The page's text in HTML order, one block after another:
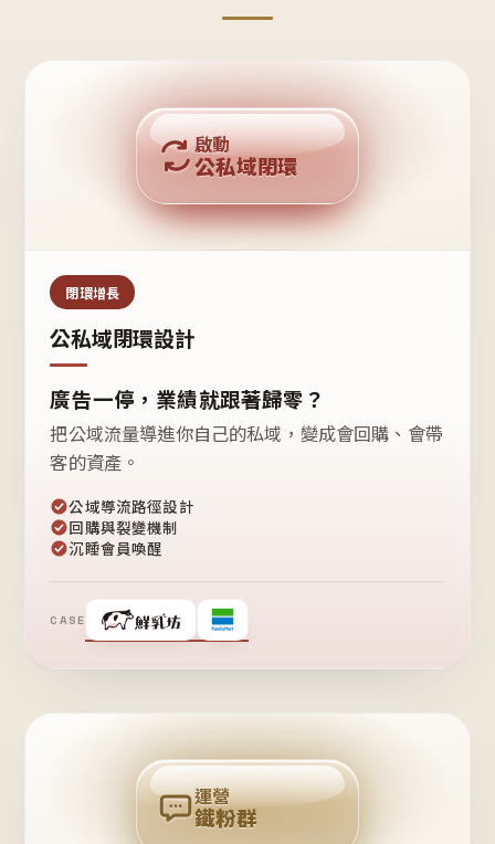
公域流量
私域鐵粉
回購複利
啟動
公私域閉環
閉環增長
公私域閉環設計
廣告一停，業績就跟著歸零？
把公域流量導進你自己的私域，變成會回購、會帶
客的資產。
公域導流路徑設計
回購與裂變機制
沉睡會員喚醒
CASE
❤
粉
回
購
運營
鐵粉群